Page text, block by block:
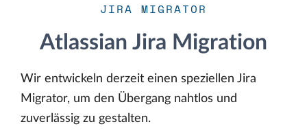
JIRA MIGRATOR
Atlassian Jira Migration
Wir entwickeln derzeit einen speziellen Jira
Migrator, um den Übergang nahtlos und
zuverlässig zu gestalten.